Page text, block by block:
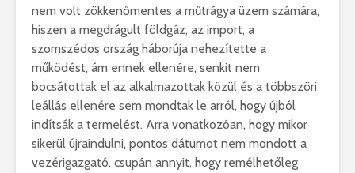
nem volt zökkenőmentes a műtrágya üzem számára,
hiszen a megdrágult földgáz, az import, a
szomszédos ország háborúja nehezítette a
működést, ám ennek ellenére, senkit nem
bocsátottak el az alkalmazottak közül és a többszöri
leállás ellenére sem mondtak le arról, hogy újból
indítsák a termelést. Arra vonatkozóan, hogy mikor
sikerül újraindulni, pontos dátumot nem mondott a
vezérigazgató, csupán annyit, hogy remélhetőleg